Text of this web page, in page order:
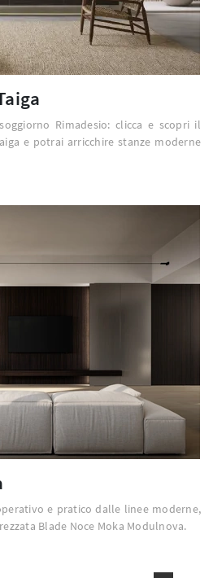
Rimadesio: clicca e scopri il
e potrai arricchire stanze moderne
e pratico dalle linee moderne,
Blade Noce Moka Modulnova.